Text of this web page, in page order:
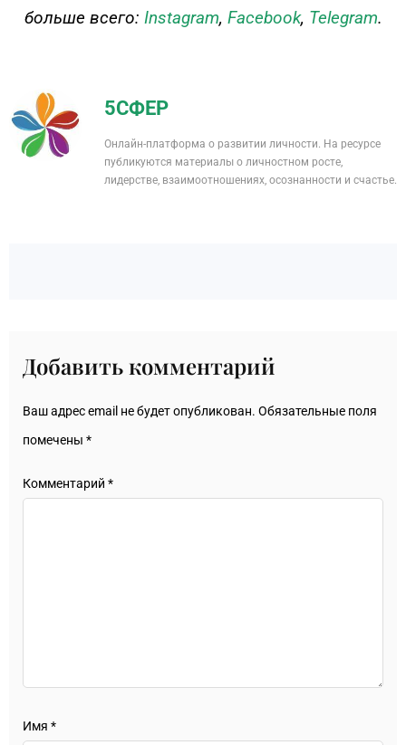
больше всего: Instagram, Facebook, Telegram.
5СФЕР
Онлайн-платформа о развитии личности. На ресурсе
публикуются материалы о личностном росте,
лидерстве, взаимоотношениях, осознанности и счастье.
Добавить комментарий
Ваш адрес email не будет опубликован. Обязательные поля
помечены *
Комментарий *
Имя *